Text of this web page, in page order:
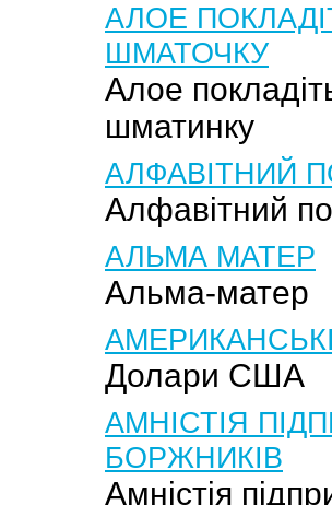
АЛОЕ
ШМАТОЧКУ
Алое
шматинку
АЛФАВІТНИЙ
Алфавітний
АЛЬМА МАТЕР
Альма-матер
Долари США
АМНІСТІЯ
БОРЖНИКІВ
Амністія